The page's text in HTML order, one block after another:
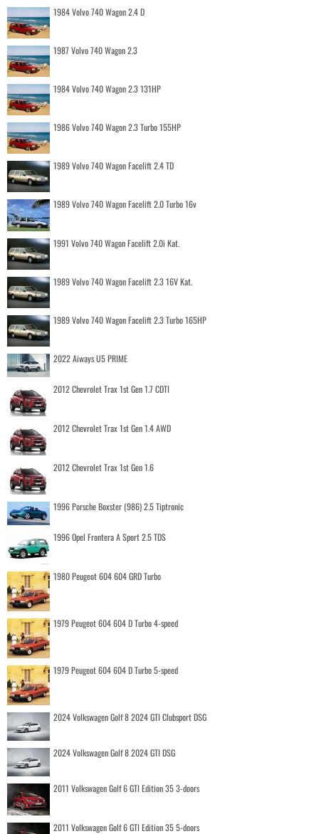
1984 Volvo 740 Wagon 2.4 D
1987 Volvo 740 Wagon 2.3
1984 Volvo 740 Wagon 2.3 131HP
1986 Volvo 740 Wagon 2.3 Turbo 155HP
1989 Volvo 740 Wagon Facelift 2.4 TD
1989 Volvo 740 Wagon Facelift 2.0 Turbo 16v
1991 Volvo 740 Wagon Facelift 2.0i Kat.
1989 Volvo 740 Wagon Facelift 2.3 16V Kat.
1989 Volvo 740 Wagon Facelift 2.3 Turbo 165HP
2022 Aiways U5 PRIME
2012 Chevrolet Trax 1st Gen 1.7 CDTI
2012 Chevrolet Trax 1st Gen 1.4 AWD
2012 Chevrolet Trax 1st Gen 1.6
1996 Porsche Boxster (986) 2.5 Tiptronic
1996 Opel Frontera A Sport 2.5 TDS
1980 Peugeot 604 604 GRD Turbo
1979 Peugeot 604 604 D Turbo 4-speed
1979 Peugeot 604 604 D Turbo 5-speed
2024 Volkswagen Golf 8 2024 GTI Clubsport DSG
2024 Volkswagen Golf 8 2024 GTI DSG
2011 Volkswagen Golf 6 GTI Edition 35 3-doors
2011 Volkswagen Golf 6 GTI Edition 35 5-doors